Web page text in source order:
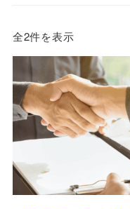
全2件を表示